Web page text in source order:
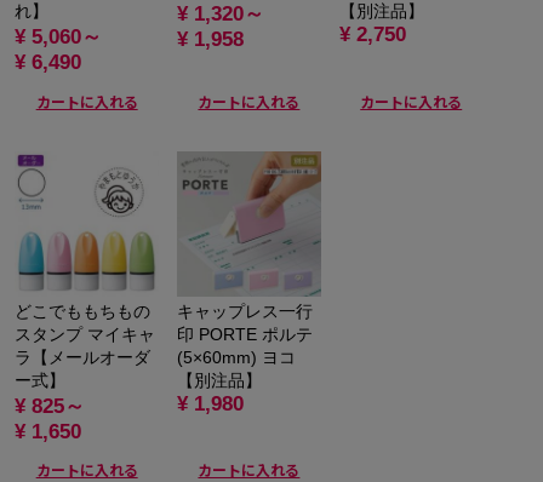
れ】
¥ 5,060～
¥ 6,490
カートに入れる
¥ 1,320～
¥ 1,958
カートに入れる
【別注品】
¥ 2,750
カートに入れる
どこでももちもの
スタンプ マイキャ
ラ【メールオーダ
ー式】
¥ 825～
¥ 1,650
カートに入れる
キャップレス一行
印 PORTE ポルテ
(5×60mm) ヨコ
【別注品】
¥ 1,980
カートに入れる